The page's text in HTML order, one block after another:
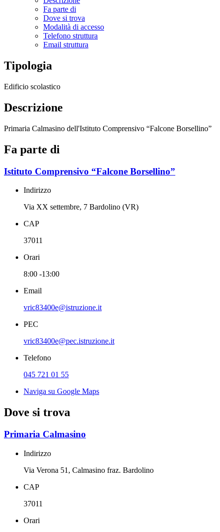
Fa parte di
Dove si trova
Modalità di accesso
Telefono struttura
Email struttura
Tipologia
Edificio scolastico
Descrizione
Primaria Calmasino dell'Istituto Comprensivo “Falcone Borsellino”
Fa parte di
Istituto Comprensivo “Falcone Borsellino”
Indirizzo
Via XX settembre, 7 Bardolino (VR)
CAP
37011
Orari
8:00 -13:00
Email
vric83400e@istruzione.it
PEC
vric83400e@pec.istruzione.it
Telefono
045 721 01 55
Naviga su Google Maps
Dove si trova
Primaria Calmasino
Indirizzo
Via Verona 51, Calmasino fraz. Bardolino
CAP
37011
Orari